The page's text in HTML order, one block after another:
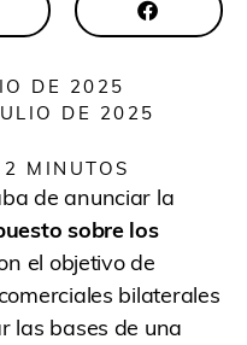
DE 2025
DE 2025
2 MINUTOS
de anunciar la
sobre los
el objetivo de
bilaterales
las bases de una